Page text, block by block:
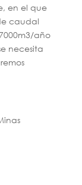
en el que
caudal
año
necesita